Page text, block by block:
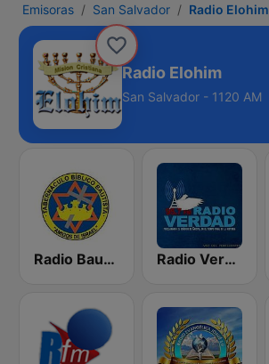
Emisoras San Salvador Radio Elohim
Radio Elohim
San Salvador - 1120 AM
Radio Bautista Global 89.7 FM Radio Verdad 95.7 FM